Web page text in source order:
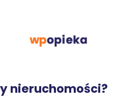
nieruchomości?